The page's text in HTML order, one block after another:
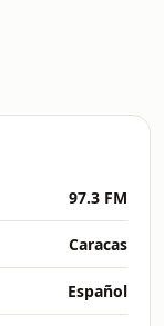
97.3 FM
Caracas
Español